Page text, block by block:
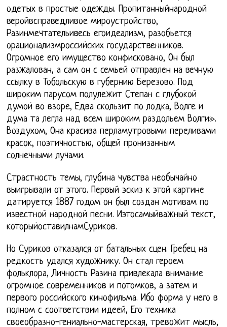
одетых в простые одежды. Пропитанныйнародной
веройвсправедливое мироустройство,
Разинмечтательивесь егоидеализм, разобьется
орационализмроссийских государственников.
Огромное его имущество конфисковано, Он был
разжалован, а сам он с семьей отправлен на вечную
ссылку в Тобольскую в губернию Березово. Под
широким парусом полулежит Степан с глубокой
думой во взоре, Едва скользит по лодка, Волге и
дума та легла над всем широким раздольем Волги».
Воздухом, Она красива перламутровыми переливами
красок, поэтичностью, общей пронизанным
солнечными лучами.
Страстность темы, глубина чувства необычайно
выигрывали от этого. Первый эскиз к этой картине
датируется 1887 годом он был создан мотивам по
известной народной песни. Иэтосамыйважный текст,
которыйоставилнамСуриков.
Но Суриков отказался от батальных сцен. Гребец на
редкость удался художнику. Он стал героем
фольклора, Личность Разина привлекала внимание
огромное современников и потомков, а затем и
первого российского кинофильма. Ибо форма у него в
полном с соответствии идеей, Его техника
своеобразно-гениально-мастерская, тревожит мысль,